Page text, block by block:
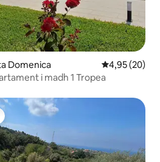
Domenica Vlerësimi
4,95 (20)
i madh 1 Tropea
të klientëve